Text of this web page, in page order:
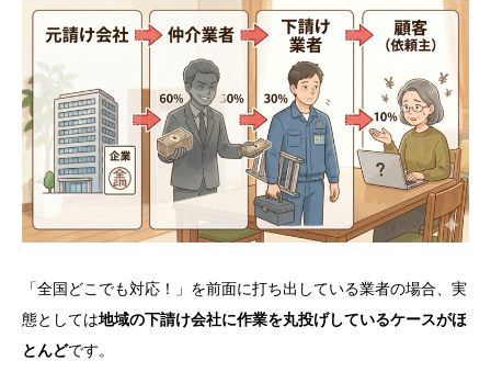
「全国どこでも対応！」を前面に打ち出している業者の場合、実
態としては地域の下請け会社に作業を丸投げしているケースがほ
とんどです。